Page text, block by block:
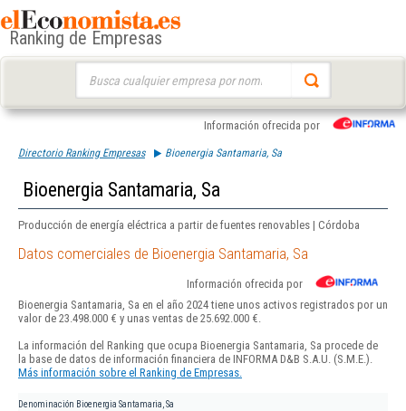
Ranking de Empresas
Información ofrecida por
Directorio Ranking Empresas Bioenergia Santamaria, Sa
Bioenergia Santamaria, Sa
Producción de energía eléctrica a partir de fuentes renovables | Córdoba
Datos comerciales de Bioenergia Santamaria, Sa
Información ofrecida por
Bioenergia Santamaria, Sa en el año 2024 tiene unos activos registrados por un
valor de 23.498.000 € y unas ventas de 25.692.000 €.
La información del Ranking que ocupa Bioenergia Santamaria, Sa procede de
la base de datos de información financiera de INFORMA D&B S.A.U. (S.M.E.).
Más información sobre el Ranking de Empresas.
Denominación Bioenergia Santamaria, Sa